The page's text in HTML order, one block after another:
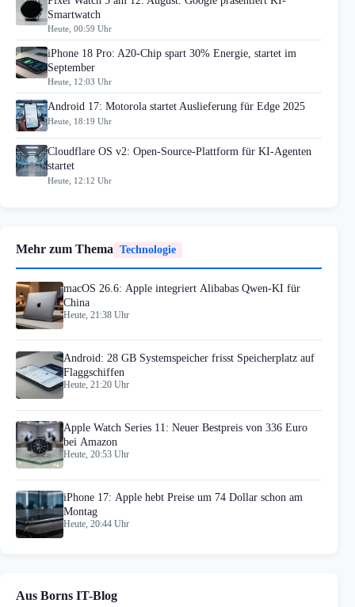
Smartwatch
Heute, 00:59 Uhr
iPhone 18 Pro: A20-Chip spart 30% Energie, startet im
September
Heute, 12:03 Uhr
Android 17: Motorola startet Auslieferung für Edge 2025
Heute, 18:19 Uhr
Cloudflare OS v2: Open-Source-Plattform für KI-Agenten
startet
Heute, 12:12 Uhr
Mehr zum Thema Technologie
macOS 26.6: Apple integriert Alibabas Qwen-KI für
China
Heute, 21:38 Uhr
Android: 28 GB Systemspeicher frisst Speicherplatz auf
Flaggschiffen
Heute, 21:20 Uhr
Apple Watch Series 11: Neuer Bestpreis von 336 Euro
bei Amazon
Heute, 20:53 Uhr
iPhone 17: Apple hebt Preise um 74 Dollar schon am
Montag
Heute, 20:44 Uhr
Aus Borns IT-Blog